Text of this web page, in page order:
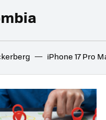
iPhone 17 Pro